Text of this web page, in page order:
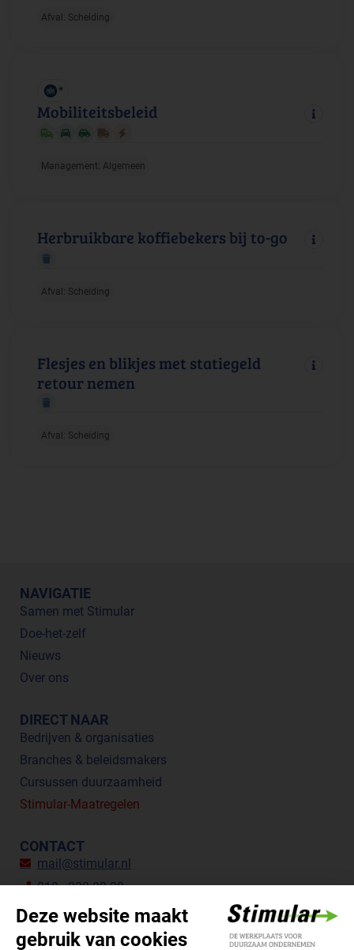
Afval: Scheiding
Mobiliteitsbeleid
Management: Algemeen
*
Herbruikbare koffiebekers bij to-go
Afval: Scheiding
Flesjes en blikjes met statiegeld
retour nemen
Afval: Scheiding
NAVIGATIE
Samen met Stimular
Doe-het-zelf
Nieuws
Over ons
DIRECT NAAR
Bedrijven & organisaties
Branches & beleidsmakers
Cursussen duurzaamheid
Stimular-Maatregelen
CONTACT
mail@stimular.nl
010 - 238 28 28
Botersloot 177, 3011 HE Rotterdam